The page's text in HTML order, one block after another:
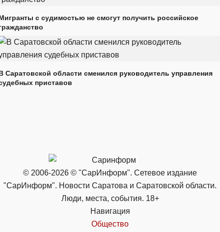
с судимостью не смогут получить российское
Саратовской области сменился руководитель управления
приставов
© 2006-2026 © "СарИнформ". Сетевое издание
"СарИнформ". Новости Саратова и Саратовской области.
Люди, места, события. 18+
Навигация
Общество